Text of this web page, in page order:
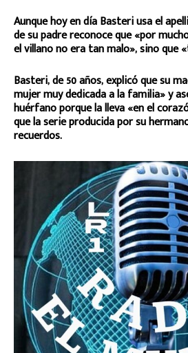
Aunque hoy en día Basteri usa el
de su padre reconoce que «por
el villano no era tan malo», sino que
Basteri, de 50 años, explicó que su
mujer muy dedicada a la familia» y
huérfano porque la lleva «en el
que la serie producida por su
recuerdos.